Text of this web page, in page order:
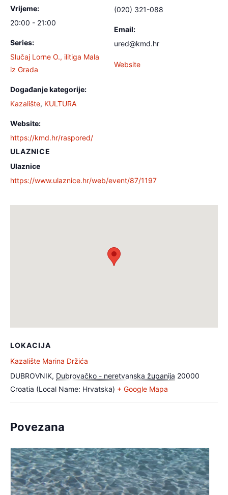
Vrijeme:
20:00 - 21:00
Series:
Slučaj Lorne O., ilitiga Mala
iz Grada
Događanje kategorije:
Kazalište, KULTURA
Website:
https://kmd.hr/raspored/
(020) 321-088‎
Email:
ured@kmd.hr
Website
ULAZNICE
Ulaznice
https://www.ulaznice.hr/web/event/87/1197
LOKACIJA
Kazalište Marina Držića
DUBROVNIK, Dubrovačko - neretvanska županija 20000
Croatia (Local Name: Hrvatska) + Google Mapa
Povezana